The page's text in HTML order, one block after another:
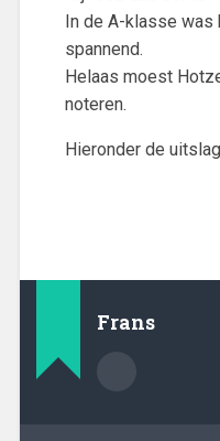
In de A-klasse was
spannend.
Helaas moest
noteren.
Hieronder de
Frans